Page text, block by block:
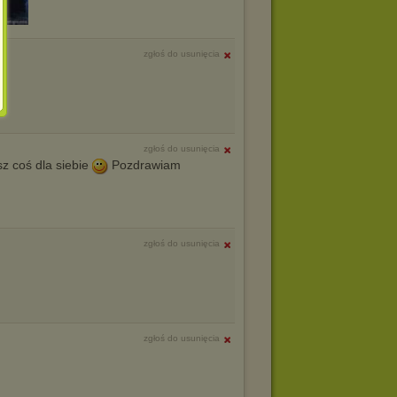
zgłoś do usunięcia
zgłoś do usunięcia
coś dla siebie Pozdrawiam
zgłoś do usunięcia
zgłoś do usunięcia